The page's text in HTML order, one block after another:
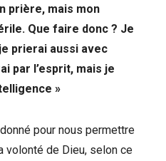
prière, mais mon
Que faire donc ? Je
prierai aussi avec
par l’esprit, mais je
»
pour nous permettre
volonté de Dieu, selon ce